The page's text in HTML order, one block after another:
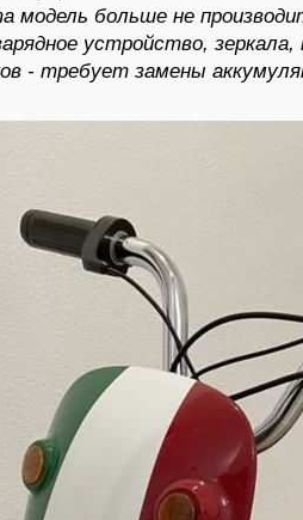
модель больше не
устройство,
- требует замены